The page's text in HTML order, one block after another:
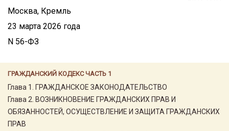
ГРАЖДАНСКИЙ КОДЕКС ЧАСТЬ 1
Глава 1. ГРАЖДАНСКОЕ ЗАКОНОДАТЕЛЬСТВО
Глава 2. ВОЗНИКНОВЕНИЕ ГРАЖДАНСКИХ ПРАВ И
ОБЯЗАННОСТЕЙ, ОСУЩЕСТВЛЕНИЕ И ЗАЩИТА ГРАЖДАНСКИХ
ПРАВ
Москва, Кремль
23 марта 2026 года
N 56-ФЗ